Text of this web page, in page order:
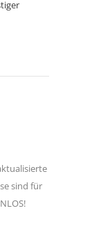
sind für